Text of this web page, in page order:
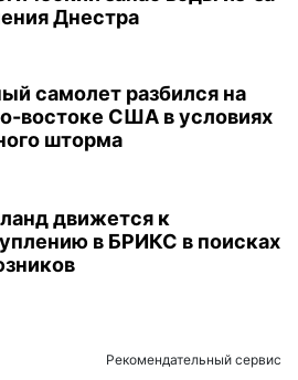
Днестра
самолет разбился на
востоке США в условиях
шторма
движется к
в БРИКС в поисках
Рекомендательный сервис